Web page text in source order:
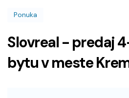
Ponuka
Slovreal - predaj
bytu v meste